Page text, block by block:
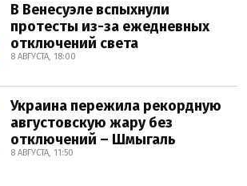
В Венесуэле вспыхнули
протесты из-за ежедневных
отключений света
8 АВГУСТА, 18:00
Украина пережила рекордную
августовскую жару без
отключений – Шмыгаль
8 АВГУСТА, 11:50